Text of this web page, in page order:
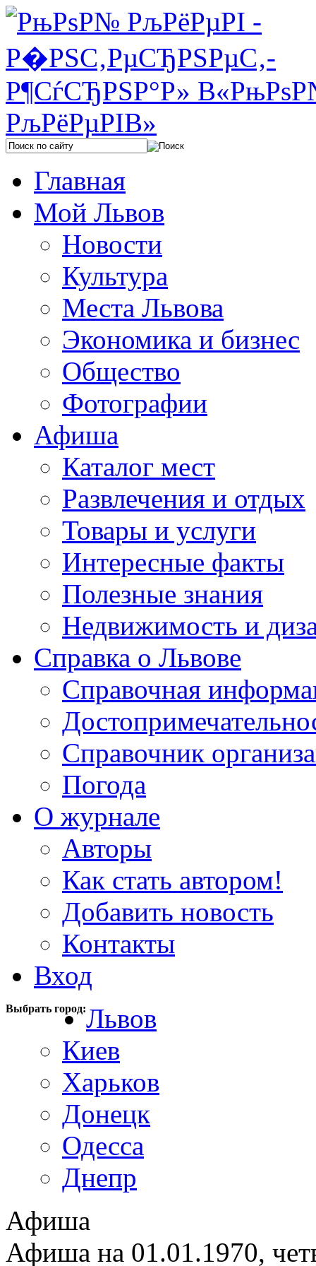
Главная
Мой Львов
Новости
Культура
Места Львова
Экономика и бизнес
Общество
Фотографии
Афиша
Каталог мест
Развлечения и отдых
Товары и услуги
Интересные факты
Полезные знания
Недвижимость и
Справка о Львове
Справочная
Справочник
Погода
О журнале
Авторы
Как стать автором!
Добавить новость
Контакты
Вход
Выбрать город:Львов
Киев
Харьков
Донецк
Одесса
Днепр
Афиша
Афиша на 01.01.1970,